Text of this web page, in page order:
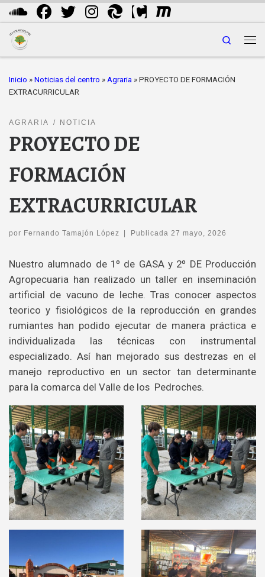
Saltar al contenido
Search
Inicio » Noticias del centro » Agraria » PROYECTO DE FORMACIÓN
EXTRACURRICULAR
AGRARIA NOTICIA
PROYECTO DE
FORMACIÓN
EXTRACURRICULAR
por Fernando Tamajón López Publicada 27 mayo, 2026
Nuestro alumnado de 1º de GASA y 2º DE Producción
Agropecuaria han realizado un taller en inseminación
artificial de vacuno de leche. Tras conocer aspectos
teorico y fisiológicos de la reproducción en grandes
rumiantes han podido ejecutar de manera práctica e
individualizada las técnicas con instrumental
especializado. Así han mejorado sus destrezas en el
manejo reproductivo en un sector tan determinante
para la comarca del Valle de los Pedroches.